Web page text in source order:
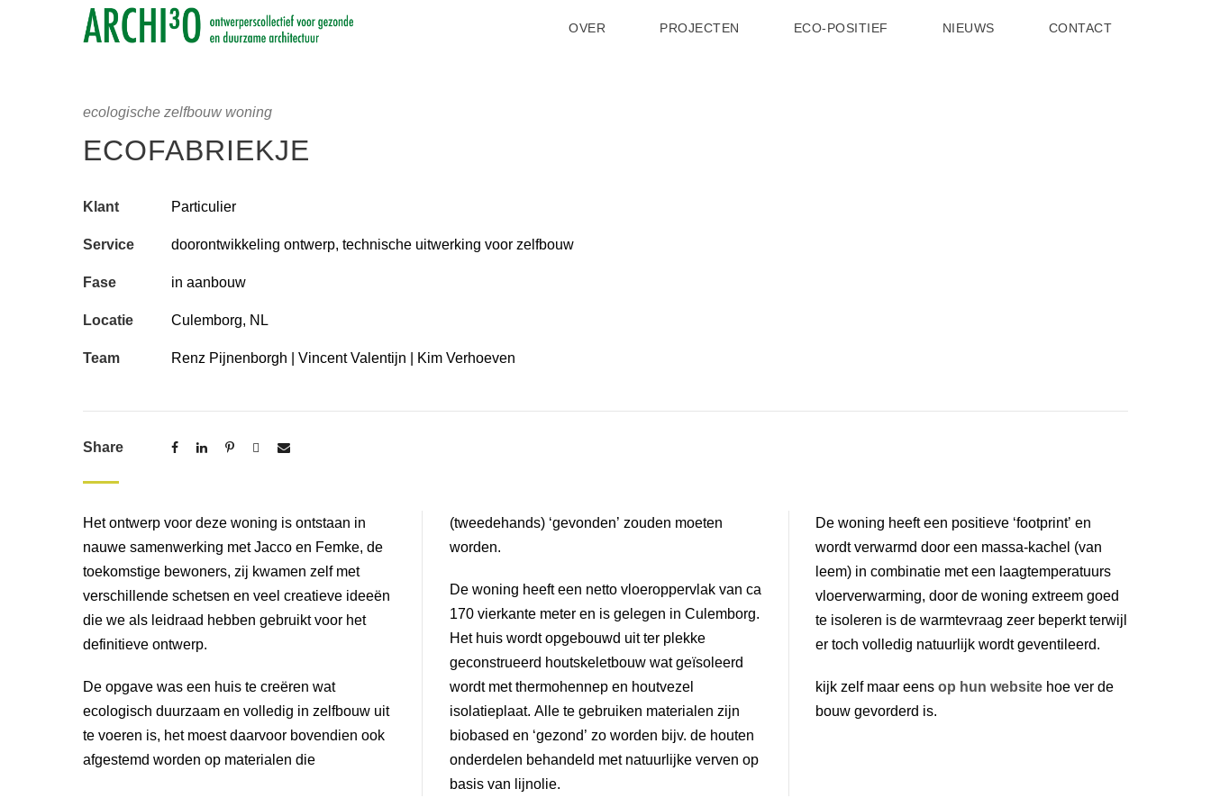
OVER PROJECTEN ECO-POSITIEF NIEUWS CONTACT
ecologische zelfbouw woning
ECOFABRIEKJE
Klant Particulier
Service doorontwikkeling ontwerp, technische uitwerking voor zelfbouw
Fase in aanbouw
Locatie Culemborg, NL
Team Renz Pijnenborgh | Vincent Valentijn | Kim Verhoeven
Share
Het ontwerp voor deze woning is ontstaan in
nauwe samenwerking met Jacco en Femke, de
toekomstige bewoners, zij kwamen zelf met
verschillende schetsen en veel creatieve ideeën
die we als leidraad hebben gebruikt voor het
definitieve ontwerp.
De opgave was een huis te creëren wat
ecologisch duurzaam en volledig in zelfbouw uit
te voeren is, het moest daarvoor bovendien ook
afgestemd worden op materialen die
(tweedehands) ‘gevonden’ zouden moeten
worden.
De woning heeft een netto vloeroppervlak van ca
170 vierkante meter en is gelegen in Culemborg.
Het huis wordt opgebouwd uit ter plekke
geconstrueerd houtskeletbouw wat geïsoleerd
wordt met thermohennep en houtvezel
isolatieplaat. Alle te gebruiken materialen zijn
biobased en ‘gezond’ zo worden bijv. de houten
onderdelen behandeld met natuurlijke verven op
basis van lijnolie.
De woning heeft een positieve ‘footprint’ en
wordt verwarmd door een massa-kachel (van
leem) in combinatie met een laagtemperatuurs
vloerverwarming, door de woning extreem goed
te isoleren is de warmtevraag zeer beperkt terwijl
er toch volledig natuurlijk wordt geventileerd.
kijk zelf maar eensop hun website hoe ver de
bouw gevorderd is.